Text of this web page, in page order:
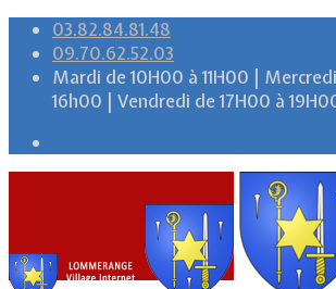
03.82.84.81.48
09.70.62.52.03
Mardi de 10H00 à 11H00 |
16h00 | Vendredi de 17H00 à